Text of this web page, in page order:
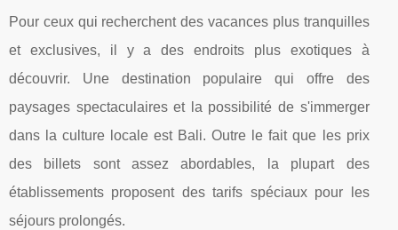
Pour ceux qui recherchent des vacances plus tranquilles
et exclusives, il y a des endroits plus exotiques à
découvrir. Une destination populaire qui offre des
paysages spectaculaires et la possibilité de s'immerger
dans la culture locale est Bali. Outre le fait que les prix
des billets sont assez abordables, la plupart des
établissements proposent des tarifs spéciaux pour les
séjours prolongés.